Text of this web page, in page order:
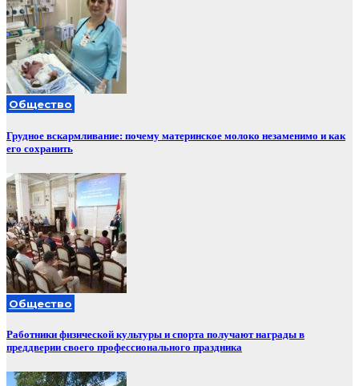
Общество
Грудное вскармливание: почему материнское молоко незаменимо и как
его сохранить
Общество
Работники физической культуры и спорта получают награды в
преддверии своего профессионального праздника